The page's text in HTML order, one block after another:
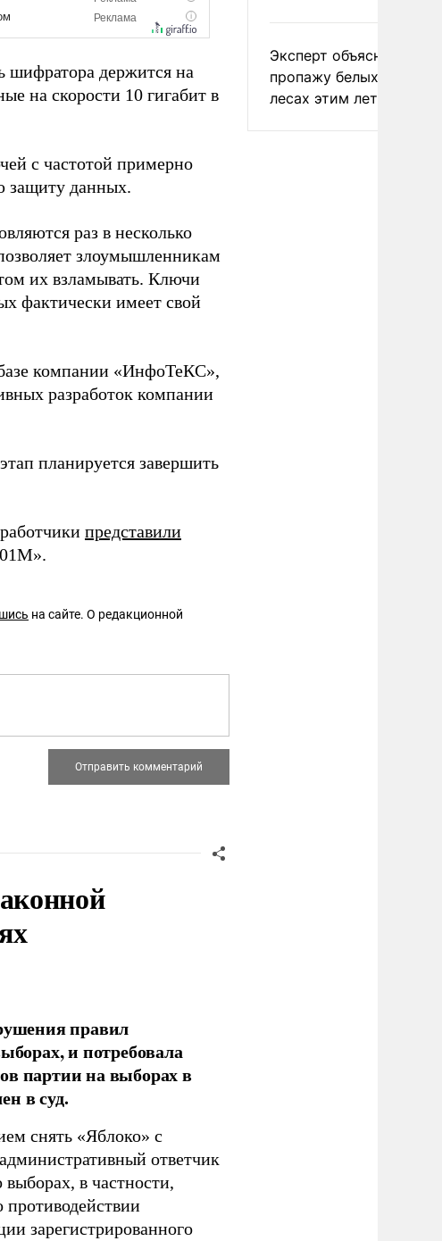
шифратора держится на
на скорости 10 гигабит в
с частотой примерно
защиту данных.
раз в несколько
злоумышленникам
их взламывать. Ключи
фактически имеет свой
компании «ИнфоТеКС»,
разработок компании
планируется завершить
представили
на сайте. О редакционной
правил
и потребовала
партии на выборах в
в суд.
снять «Яблоко» с
ответчик
в частности,
противодействии
зарегистрированного
Эксперт объяснил
пропажу белых грибов
лесах этим летом